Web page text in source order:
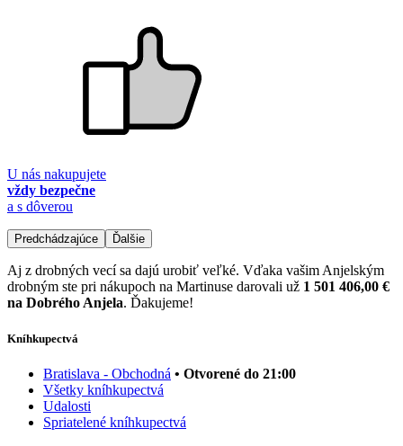
U nás nakupujete
vždy bezpečne
a s dôverou
Predchádzajúce Ďalšie
Aj z drobných vecí sa dajú urobiť veľké. Vďaka vašim Anjelským
drobným ste pri nákupoch na Martinuse darovali už 1 501 406,00 €
na Dobrého Anjela. Ďakujeme!
Kníhkupectvá
Bratislava - Obchodná • Otvorené do 21:00
Všetky kníhkupectvá
Udalosti
Spriatelené kníhkupectvá